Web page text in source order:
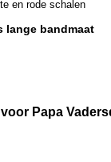
en rode schalen
lange bandmaat
Papa